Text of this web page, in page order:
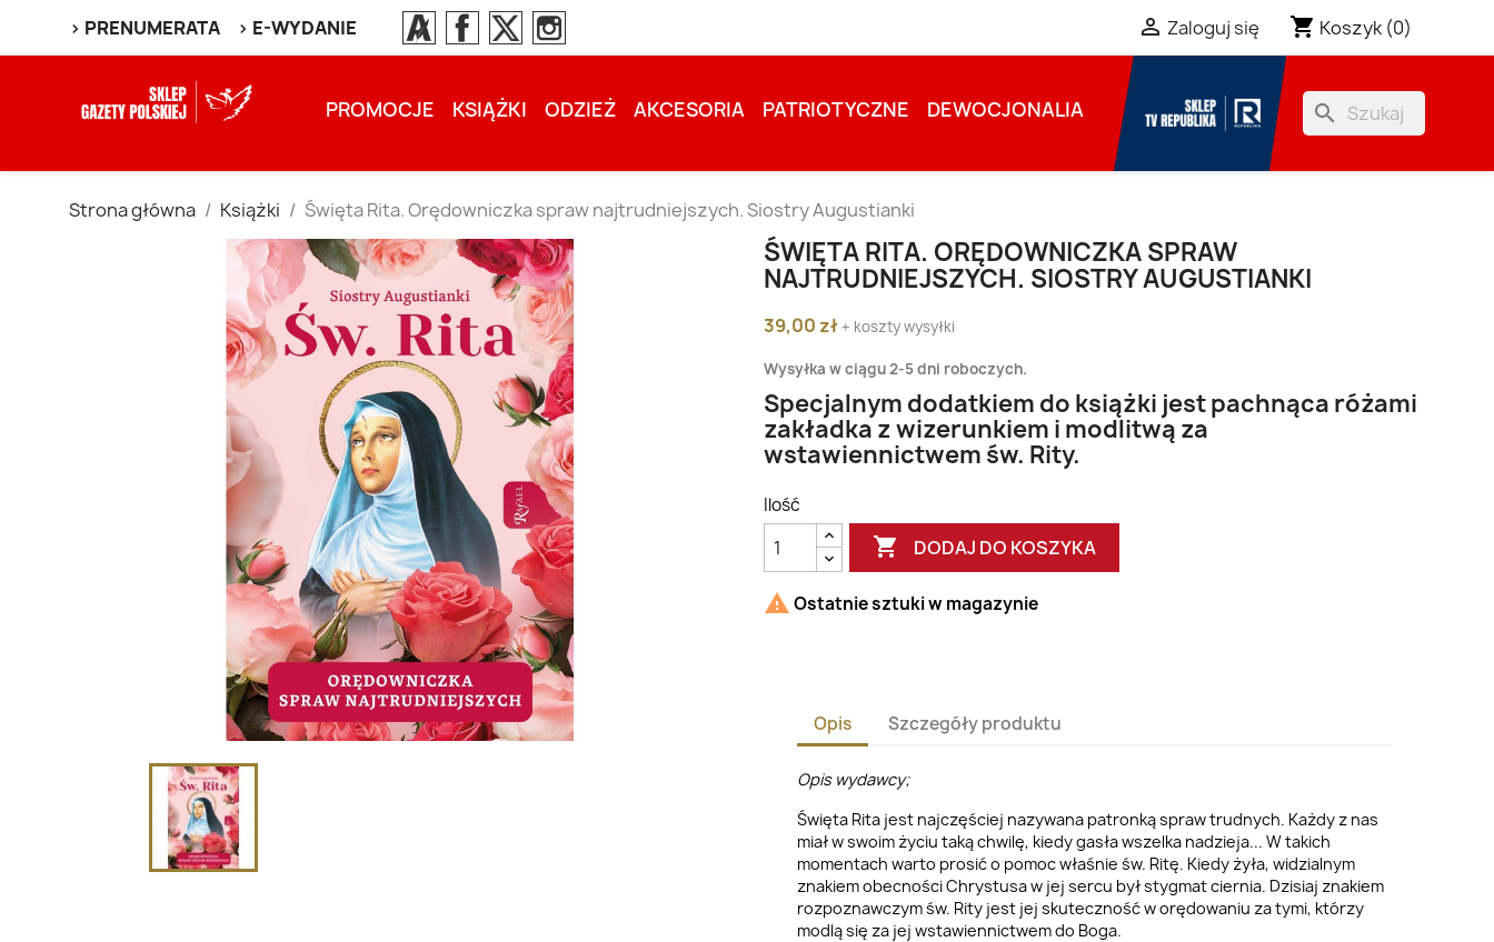
> PRENUMERATA > E-WYDANIE  Zaloguj się shopping_cart Koszyk (0)
PROMOCJE KSIĄŻKI ODZIEŻ AKCESORIA PATRIOTYCZNE DEWOCJONALIA search
Strona główna Książki Święta Rita. Orędowniczka spraw najtrudniejszych. Siostry Augustianki
ŚWIĘTA RITA. ORĘDOWNICZKA SPRAW
NAJTRUDNIEJSZYCH. SIOSTRY AUGUSTIANKI
39,00 zł + koszty wysyłki
Wysyłka w ciągu 2-5 dni roboczych.
Specjalnym dodatkiem do książki jest pachnąca różami
zakładka z wizerunkiem i modlitwą za
wstawiennictwem św. Rity.
Ilość
 DODAJ DO KOSZYKA
 Ostatnie sztuki w magazynie
Opis Szczegóły produktu
Opis wydawcy;
Święta Rita jest najczęściej nazywana patronką spraw trudnych. Każdy z nas
miał w swoim życiu taką chwilę, kiedy gasła wszelka nadzieja... W takich
momentach warto prosić o pomoc właśnie św. Ritę. Kiedy żyła, widzialnym
znakiem obecności Chrystusa w jej sercu był stygmat ciernia. Dzisiaj znakiem
rozpoznawczym św. Rity jest jej skuteczność w orędowaniu za tymi, którzy
modlą się za jej wstawiennictwem do Boga.